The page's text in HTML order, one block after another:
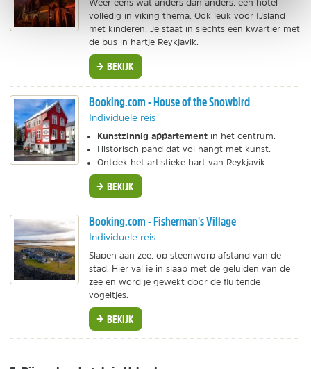
Weer eens wat anders dan anders, een hotel
volledig in viking thema. Ook leuk voor IJsland
met kinderen. Je staat in slechts een kwartier met
de bus in hartje Reykjavik.
BEKIJK
Booking.com - House of the Snowbird
Individuele reis
Kunstzinnig appartement in het centrum.
Historisch pand dat vol hangt met kunst.
Ontdek het artistieke hart van Reykjavik.
BEKIJK
Booking.com - Fisherman's Village
Individuele reis
Slapen aan zee, op steenworp afstand van de
stad. Hier val je in slaap met de geluiden van de
zee en word je gewekt door de fluitende
vogeltjes.
BEKIJK